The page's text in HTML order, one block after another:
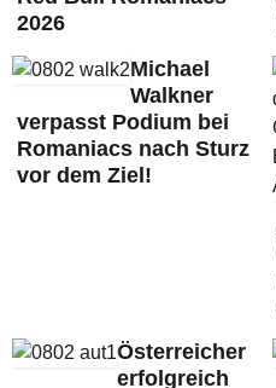
2026
Michael
Walkner
verpasst Podium bei
Romaniacs nach Sturz
vor dem Ziel!
Österreicher
erfolgreich